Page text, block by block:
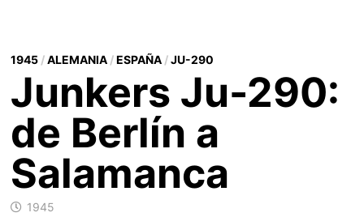
1945/ALEMANIA/ESPAÑA/JU-290
Junkers Ju-290:
de Berlín a
Salamanca
1945